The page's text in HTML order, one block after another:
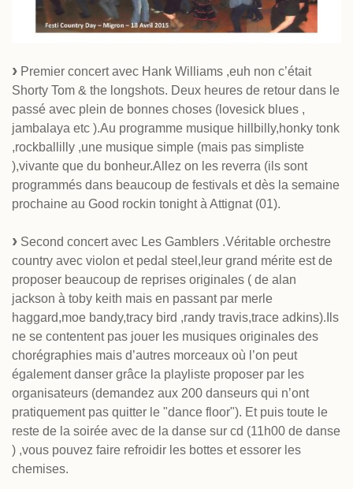
Premier concert avec Hank Williams ,euh non c’était
Shorty Tom & the longshots. Deux heures de retour dans le
passé avec plein de bonnes choses (lovesick blues ,
jambalaya etc ).Au programme musique hillbilly,honky tonk
,rockballilly ,une musique simple (mais pas simpliste
),vivante que du bonheur.Allez on les reverra (ils sont
programmés dans beaucoup de festivals et dès la semaine
prochaine au Good rockin tonight à Attignat (01).
Second concert avec Les Gamblers .Véritable orchestre
country avec violon et pedal steel,leur grand mérite est de
proposer beaucoup de reprises originales ( de alan
jackson à toby keith mais en passant par merle
haggard,moe bandy,tracy bird ,randy travis,trace adkins).Ils
ne se contentent pas jouer les musiques originales des
chorégraphies mais d’autres morceaux où l’on peut
également danser grâce la playliste proposer par les
organisateurs (demandez aux 200 danseurs qui n’ont
pratiquement pas quitter le "dance floor"). Et puis toute le
reste de la soirée avec de la danse sur cd (11h00 de danse
) ,vous pouvez faire refroidir les bottes et essorer les
chemises.